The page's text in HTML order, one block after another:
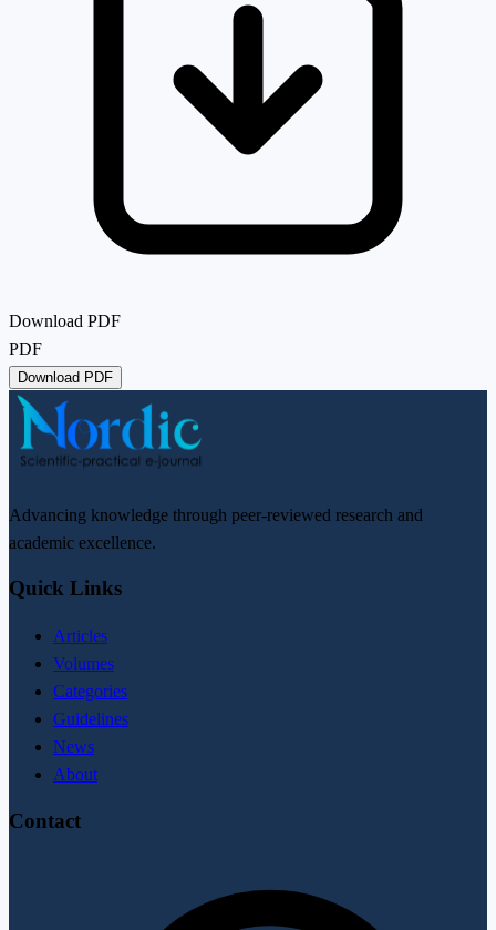
Download PDF
PDF
Download PDF
Advancing knowledge through peer-reviewed research and
academic excellence.
Quick Links
Articles
Volumes
Categories
Guidelines
News
About
Contact